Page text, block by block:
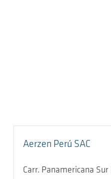
Aerzen Perú SAC
Carr. Panamericana